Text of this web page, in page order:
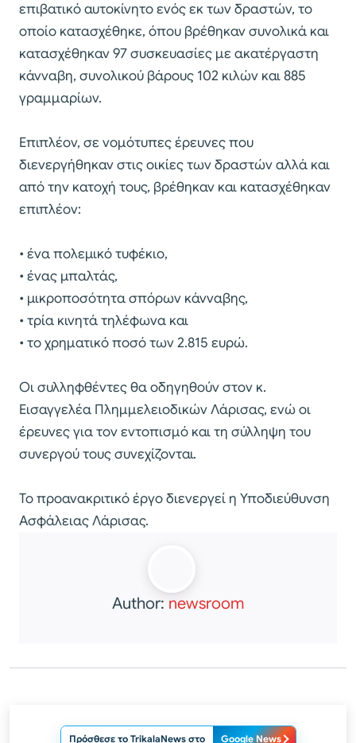
επιβατικό αυτοκίνητο ενός εκ των δραστών, το
οποίο κατασχέθηκε, όπου βρέθηκαν συνολικά και
κατασχέθηκαν 97 συσκευασίες με ακατέργαστη
κάνναβη, συνολικού βάρους 102 κιλών και 885
γραμμαρίων.
Επιπλέον, σε νομότυπες έρευνες που
διενεργήθηκαν στις οικίες των δραστών αλλά και
από την κατοχή τους, βρέθηκαν και κατασχέθηκαν
επιπλέον:
• ένα πολεμικό τυφέκιο,
• ένας μπαλτάς,
• μικροποσότητα σπόρων κάνναβης,
• τρία κινητά τηλέφωνα και
• το χρηματικό ποσό των 2.815 ευρώ.
Οι συλληφθέντες θα οδηγηθούν στον κ.
Εισαγγελέα Πλημμελειοδικών Λάρισας, ενώ οι
έρευνες για τον εντοπισμό και τη σύλληψη του
συνεργού τους συνεχίζονται.
Το προανακριτικό έργο διενεργεί η Υποδιεύθυνση
Ασφάλειας Λάρισας.
Author: newsroom
Πρόσθεσε το TrikalaNews στο Google News